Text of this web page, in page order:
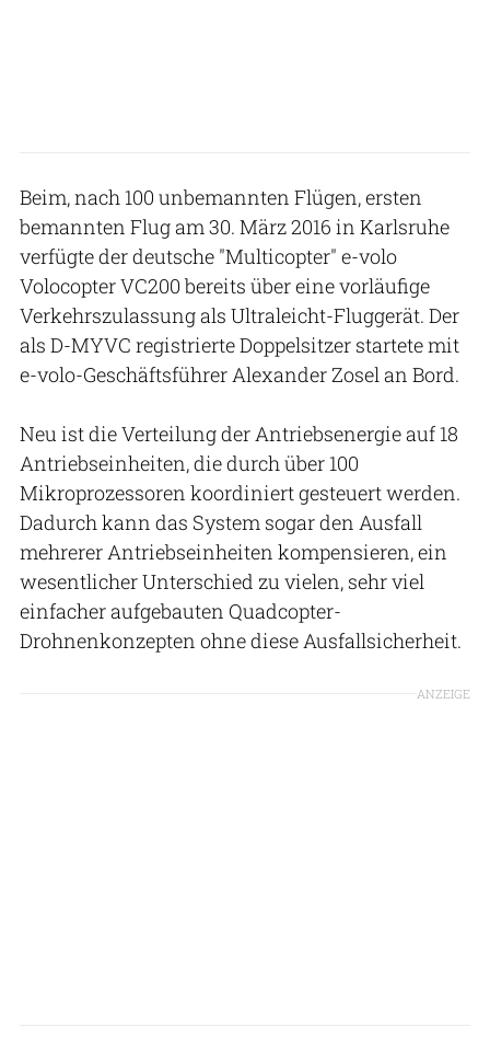
Beim, nach 100 unbemannten Flügen, ersten
bemannten Flug am 30. März 2016 in Karlsruhe
verfügte der deutsche "Multicopter" e-volo
Volocopter VC200 bereits über eine vorläufige
Verkehrszulassung als Ultraleicht-Fluggerät. Der
als D-MYVC registrierte Doppelsitzer startete mit
e-volo-Geschäftsführer Alexander Zosel an Bord.
Neu ist die Verteilung der Antriebsenergie auf 18
Antriebseinheiten, die durch über 100
Mikroprozessoren koordiniert gesteuert werden.
Dadurch kann das System sogar den Ausfall
mehrerer Antriebseinheiten kompensieren, ein
wesentlicher Unterschied zu vielen, sehr viel
einfacher aufgebauten Quadcopter-
Drohnenkonzepten ohne diese Ausfallsicherheit.
ANZEIGE